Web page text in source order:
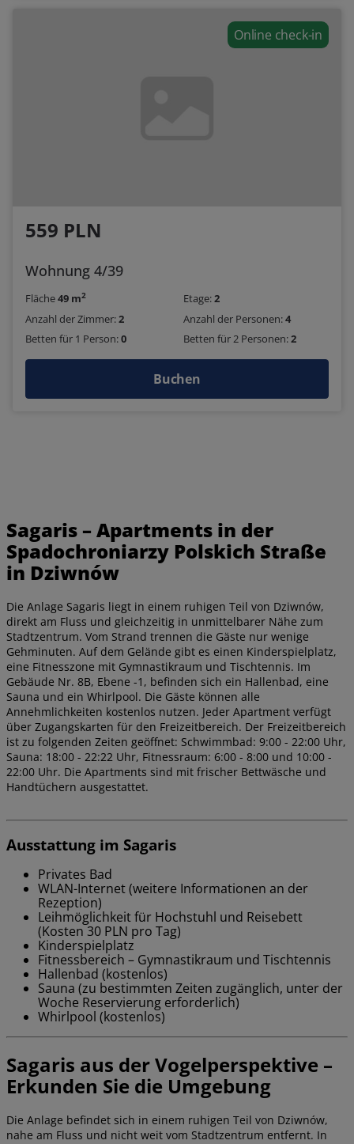
Online check-in
559 PLN
Wohnung 4/39
Fläche49 m2 Etage:2
Anzahl der Zimmer:2 Anzahl der Personen:4
Betten für 1 Person:0 Betten für 2 Personen:2
Buchen
Sagaris – Apartments in der
Spadochroniarzy Polskich Straße
in Dziwnów
Die Anlage Sagaris liegt in einem ruhigen Teil von Dziwnów,
direkt am Fluss und gleichzeitig in unmittelbarer Nähe zum
Stadtzentrum. Vom Strand trennen die Gäste nur wenige
Gehminuten. Auf dem Gelände gibt es einen Kinderspielplatz,
eine Fitnesszone mit Gymnastikraum und Tischtennis. Im
Gebäude Nr. 8B, Ebene -1, befinden sich ein Hallenbad, eine
Sauna und ein Whirlpool. Die Gäste können alle
Annehmlichkeiten kostenlos nutzen. Jeder Apartment verfügt
über Zugangskarten für den Freizeitbereich. Der Freizeitbereich
ist zu folgenden Zeiten geöffnet: Schwimmbad: 9:00 - 22:00 Uhr,
Sauna: 18:00 - 22:22 Uhr, Fitnessraum: 6:00 - 8:00 und 10:00 -
22:00 Uhr. Die Apartments sind mit frischer Bettwäsche und
Handtüchern ausgestattet.
Ausstattung im Sagaris
Privates Bad
WLAN-Internet (weitere Informationen an der
Rezeption)
Leihmöglichkeit für Hochstuhl und Reisebett
(Kosten 30 PLN pro Tag)
Kinderspielplatz
Fitnessbereich – Gymnastikraum und Tischtennis
Hallenbad (kostenlos)
Sauna (zu bestimmten Zeiten zugänglich, unter der
Woche Reservierung erforderlich)
Whirlpool (kostenlos)
Sagaris aus der Vogelperspektive –
Erkunden Sie die Umgebung
Die Anlage befindet sich in einem ruhigen Teil von Dziwnów,
nahe am Fluss und nicht weit vom Stadtzentrum entfernt. In